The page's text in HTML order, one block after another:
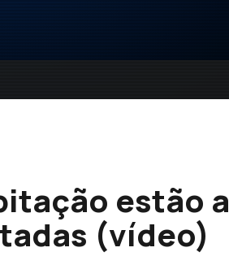
estão a
(vídeo)